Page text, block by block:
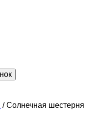
/ Солнечная шестерня